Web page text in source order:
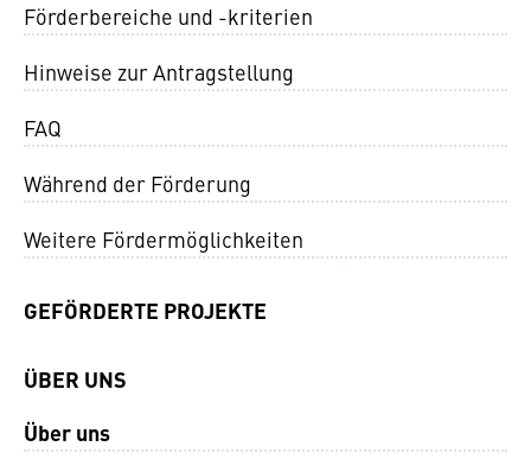
Förderbereiche und -kriterien
Hinweise zur Antragstellung
FAQ
Während der Förderung
Weitere Fördermöglichkeiten
GEFÖRDERTE PROJEKTE
ÜBER UNS
Über uns